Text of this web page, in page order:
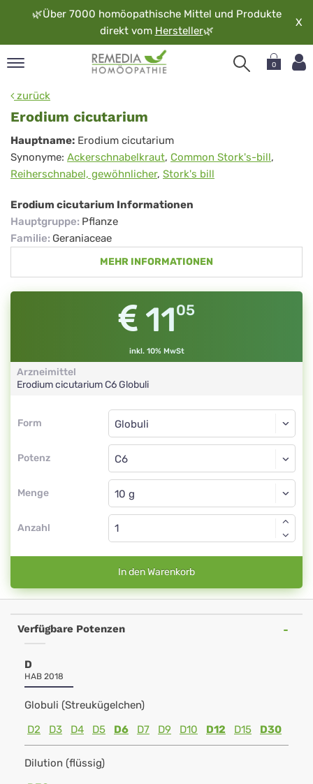
🌿Über 7000 homöopathische Mittel und Produkte
direkt vom Hersteller🌿
X
0
zurück
Erodium cicutarium
Erodium
cicutarium
Hauptname: Erodium cicutarium
Synonyme: Ackerschnabelkraut, Common Stork's-bill,
Reiherschnabel, gewöhnlicher, Stork's bill
Erodium cicutarium Informationen
Hauptgruppe: Pflanze
Familie: Geraniaceae
MEHR INFORMATIONEN
1105
inkl. 10% MwSt
Arzneimittel
Erodium cicutariumC6Globuli
Form
Form
Potenz
Globuli
C6
Menge
Globuli
Anzahl
In den Warenkorb
Verfügbare Potenzen
D
HAB 2018
Globuli (Streukügelchen)
D2
D3 D4 D5 D6 D7 D9 D10 D12 D15 D30
Dilution (flüssig)